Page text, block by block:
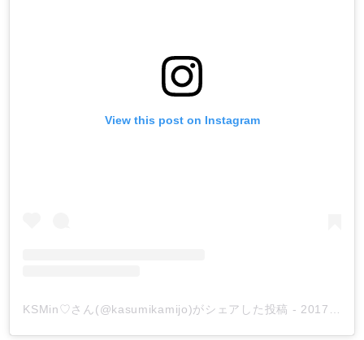
View this post on Instagram
KSMin♡さん(@kasumikamijo)がシェアした投稿 - 2017年 7月月21日午前5時12分PDT